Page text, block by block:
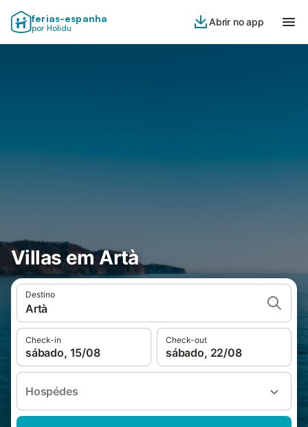
ferias-espanha
por Holidu
Abrir no app
Villas em Artà
Destino
Artà
Check-in
sábado, 15/08
Check-out
sábado, 22/08
Hospédes